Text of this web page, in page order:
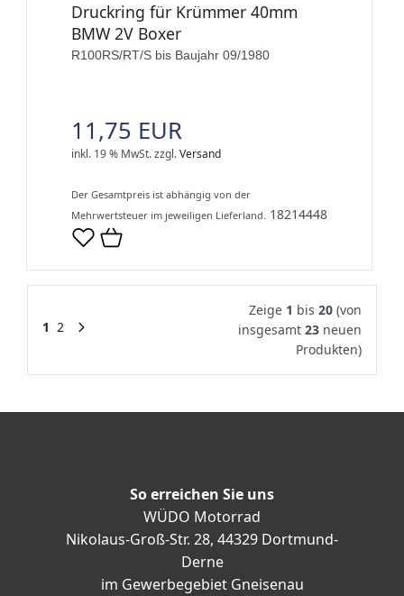
Druckring für Krümmer 40mm
BMW 2V Boxer
R100RS/RT/S bis Baujahr 09/1980
11,75 EUR
inkl. 19 % MwSt.zzgl.Versand
Der Gesamtpreis ist abhängig von der
Mehrwertsteuer im jeweiligen Lieferland. 18214448
1 2
Zeige 1 bis 20 (von
insgesamt 23 neuen
Produkten)
So erreichen Sie uns
WÜDO Motorrad
Nikolaus-Groß-Str. 28, 44329 Dortmund-
Derne
im Gewerbegebiet Gneisenau